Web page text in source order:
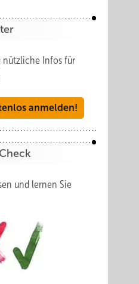
nützliche Infos für
anmelden!
und lernen Sie